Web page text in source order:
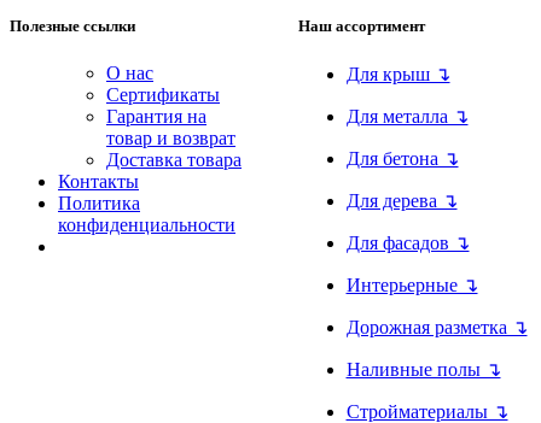
Полезные ссылки
О нас
Сертификаты
Гарантия на
товар и возврат
Доставка товара
Контакты
Политика
конфиденциальности
Наш ассортимент
Для крыш ↴
Для металла ↴
Для бетона ↴
Для дерева ↴
Для фасадов ↴
Интерьерные ↴
Дорожная разметка ↴
Наливные полы ↴
Стройматериалы ↴